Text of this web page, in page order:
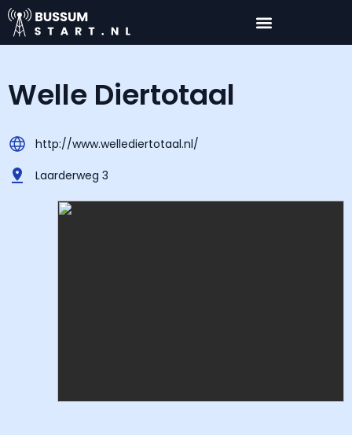
Welle Diertotaal
http://www.wellediertotaal.nl/
Laarderweg 3